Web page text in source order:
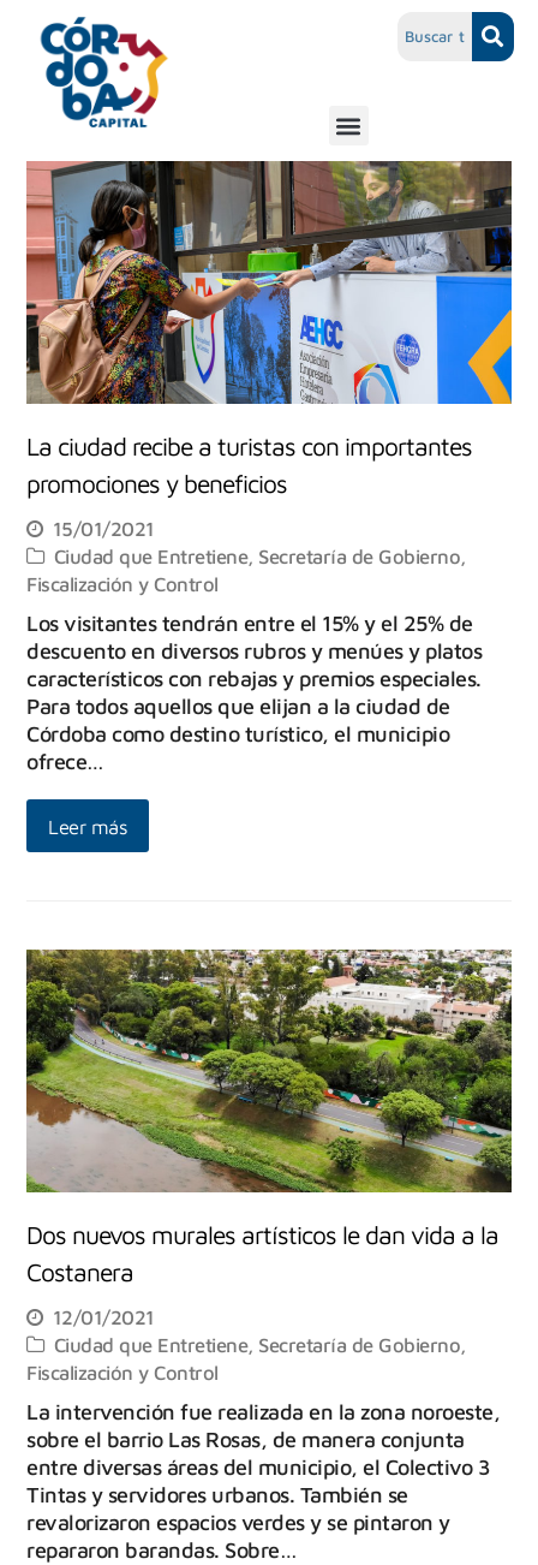
La ciudad recibe a turistas con importantes
promociones y beneficios
15/01/2021
Ciudad que Entretiene, Secretaría de Gobierno,
Fiscalización y Control
Los visitantes tendrán entre el 15% y el 25% de
descuento en diversos rubros y menúes y platos
característicos con rebajas y premios especiales.
Para todos aquellos que elijan a la ciudad de
Córdoba como destino turístico, el municipio
ofrece…
Leer más
Dos nuevos murales artísticos le dan vida a la
Costanera
12/01/2021
Ciudad que Entretiene, Secretaría de Gobierno,
Fiscalización y Control
La intervención fue realizada en la zona noroeste,
sobre el barrio Las Rosas, de manera conjunta
entre diversas áreas del municipio, el Colectivo 3
Tintas y servidores urbanos. También se
revalorizaron espacios verdes y se pintaron y
repararon barandas. Sobre…